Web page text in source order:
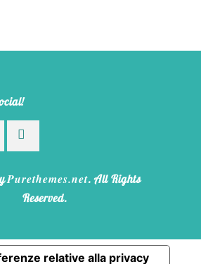
Purethemes.net. All Rights
Reserved.
relative alla privacy